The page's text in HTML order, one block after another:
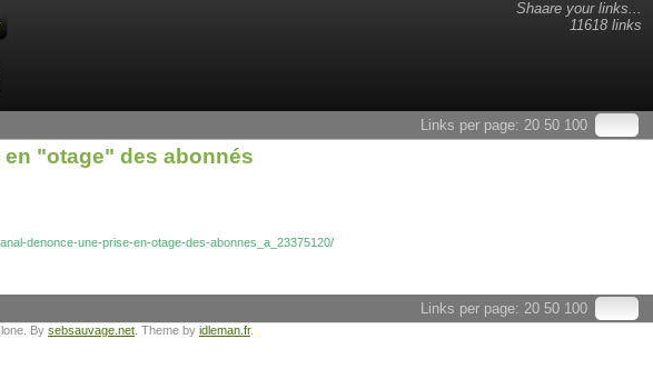
Shaare your links...
11618 links
Links per page: 20 50 100
"otage" des abonnés
denonce-une-prise-en-otage-des-abonnes_a_23375120/
Links per page: 20 50 100
By sebsauvage.net . Theme by idleman.fr.